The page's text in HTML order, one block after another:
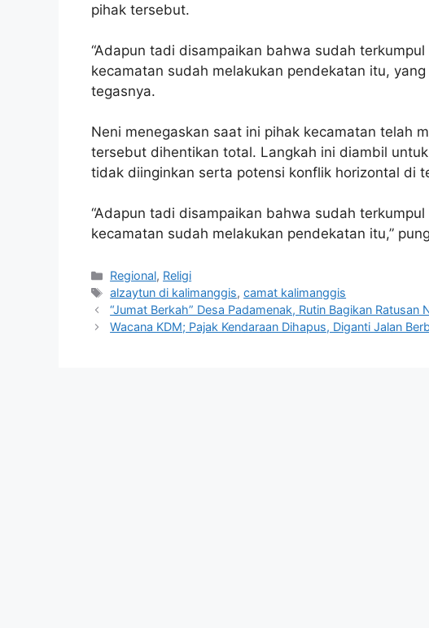
pihak tersebut.
“Adapun tadi disampaikan bahwa sudah
kecamatan sudah melakukan pendekatan itu,
tegasnya.
Neni menegaskan saat ini pihak kecamatan telah
tersebut dihentikan total. Langkah ini diambil
tidak diinginkan serta potensi konflik horizontal di
“Adapun tadi disampaikan bahwa sudah
kecamatan sudah melakukan pendekatan itu,”
Kategori
Regional, Religi
Tag
alzaytun di kalimanggis,camat kalimanggis
“Jumat Berkah” Desa Padamenak, Rutin Bagikan
Wacana KDM; Pajak Kendaraan Dihapus, Diganti Jalan